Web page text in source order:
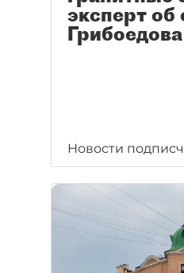
эксперт об
Грибоедова
Новости